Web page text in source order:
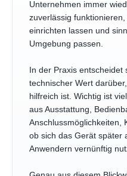
Unternehmen immer
zuverlässig
einrichten lassen und
Umgebung passen.
In der Praxis
technischer Wert
hilfreich ist. Wichtig ist
aus Ausstattung,
Anschlussmöglichkeiten,
ob sich das Gerät später
Anwendern vernünftig